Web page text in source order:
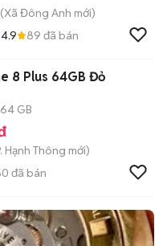
(Xã Đông Anh mới)
4.9 89 đã bán
8 Plus 64GB Đỏ
64 GB
Hạnh Thông mới)
đã bán